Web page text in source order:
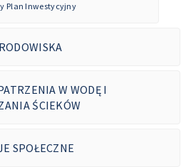
Plan Inwestycyjny
W WODĘ I
ŚCIEKÓW
SPOŁECZNE